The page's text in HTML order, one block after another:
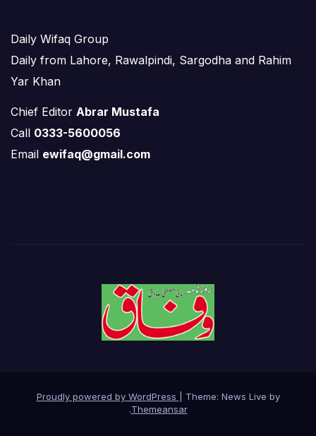
Daily Wifaq Group
Daily from Lahore, Rawalpindi, Sargodha and Rahim
Yar Khan
Chief Editor Abrar Mustafa
Call 0333-5600056
Email ewifaq@gmail.com
Proudly powered by WordPress
Theme: News Live by
Themeansar
.